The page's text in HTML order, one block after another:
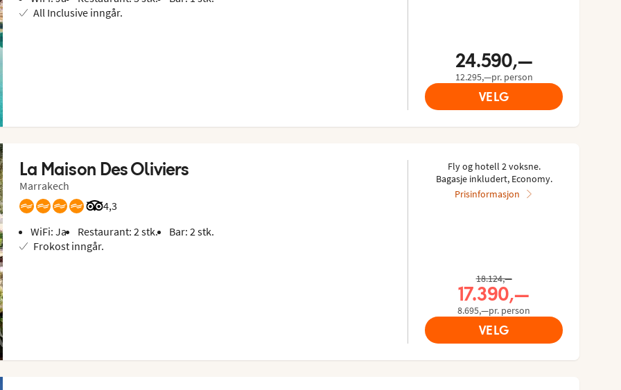
All Inclusive inngår.
24.590,—
12.295,—pr. person
VELG
La Maison Des Oliviers
Marrakech
4,3
Vurdering fra Tripadvisor: 4.3 of 5
WiFi: Ja
Restaurant: 2 stk.
Bar: 2 stk.
Frokost inngår.
Fly og hotell 2 voksne.
Bagasje inkludert, Economy.
Prisinformasjon
Tidligere pris,
18.124,—
Nåværende pris,
17.390,—
8.695,—pr. person
VELG